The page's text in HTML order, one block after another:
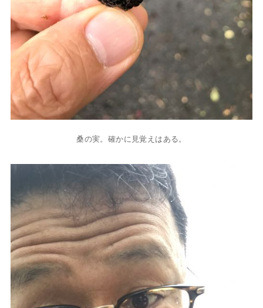
桑の実。確かに見覚えはある。